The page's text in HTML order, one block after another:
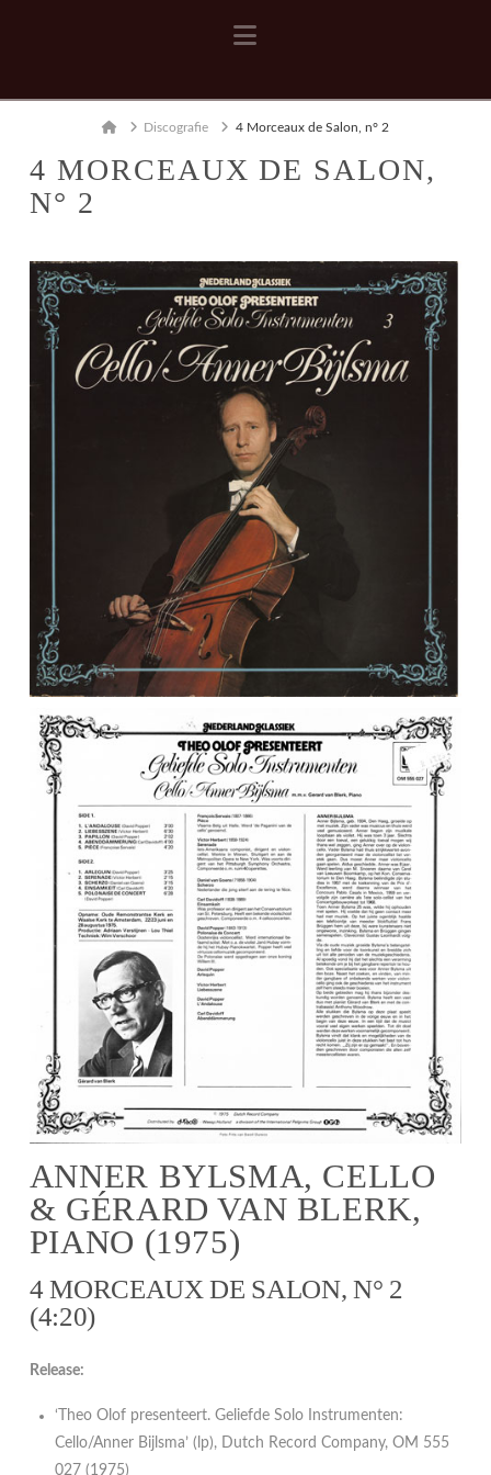
Navigation
HomeDiscografie 4 Morceaux de Salon, n° 2
4 MORCEAUX DE SALON,
N° 2
ANNER BYLSMA, CELLO
& GÉRARD VAN BLERK,
PIANO (1975)
4 MORCEAUX DE SALON, N° 2
(4:20)
Release:
‘Theo Olof presenteert. Geliefde Solo Instrumenten:
Cello/Anner Bijlsma’ (lp), Dutch Record Company, OM 555
027 (1975)